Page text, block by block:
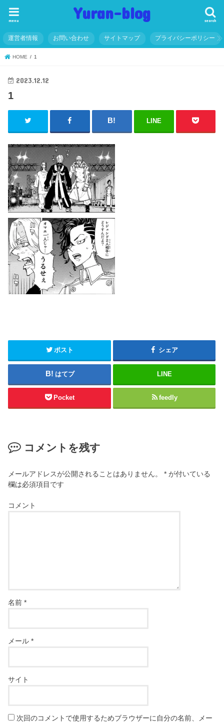
Yuran-blog search
menu
運営者情報 お問い合わせ サイトマップ プライバシーポリシー
HOME 1
2023.12.12
1
LINE
ポスト シェア
はてブ LINE
Pocket feedly
コメントを残す
メールアドレスが公開されることはありません。 * が付いている
欄は必須項目です
コメント
名前*
メール*
サイト
次回のコメントで使用するためブラウザーに自分の名前、メー